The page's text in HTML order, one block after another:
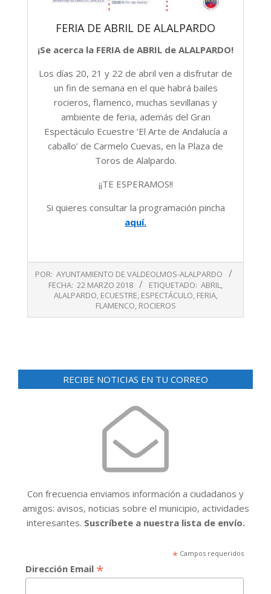
FERIA DE ABRIL DE ALALPARDO
¡Se acerca la FERIA de ABRIL de ALALPARDO!
Los días 20, 21 y 22 de abril ven a disfrutar de
un fin de semana en el que habrá bailes
rocieros, flamenco, muchas sevillanas y
ambiente de feria, además del Gran
Espectáculo Ecuestre ‘El Arte de Andalucía a
caballo’ de Carmelo Cuevas, en la Plaza de
Toros de Alalpardo.
¡¡TE ESPERAMOS!!
Si quieres consultar la programación pincha
aquí.
03-
POR: AYUNTAMIENTO DE VALDEOLMOS-ALALPARDO
FECHA: 22 MARZO 2018 ETIQUETADO: ABRIL
ALALPARDO ECUESTRE ESPECTÁCULO FERIA,
FLAMENCO ROCIEROS
RECIBE NOTICIAS EN TU CORREO
Con frecuencia enviamos información a ciudadanos y
amigos: avisos, noticias sobre el municipio, actividades
interesantes. Suscríbete a nuestra lista de envío.
*Campos requeridos
Dirección Email *